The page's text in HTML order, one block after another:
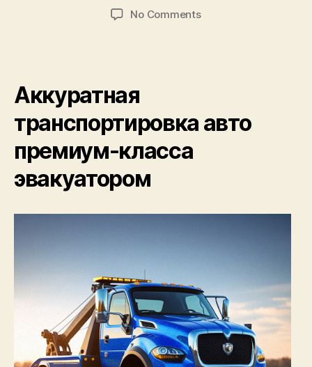
No Commentson
и
Аккуратная
транспортировка авто
премиум-класса
эвакуатором